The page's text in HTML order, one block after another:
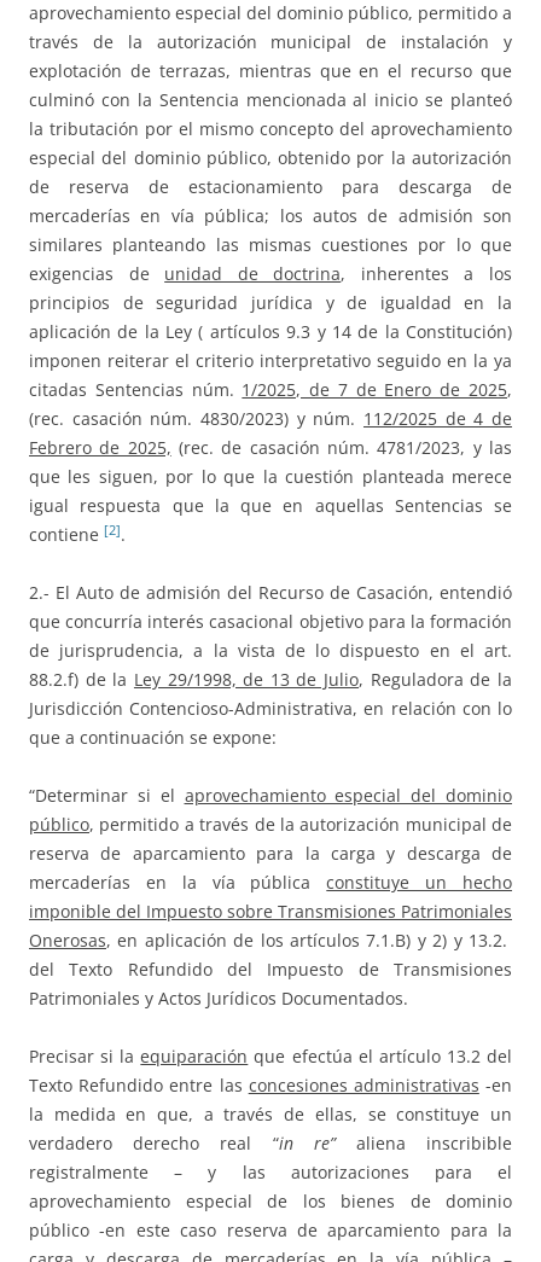
aprovechamiento especial del dominio público, permitido a
través de la autorización municipal de instalación y
explotación de terrazas, mientras que en el recurso que
culminó con la Sentencia mencionada al inicio se planteó
la tributación por el mismo concepto del aprovechamiento
especial del dominio público, obtenido por la autorización
de reserva de estacionamiento para descarga de
mercaderías en vía pública; los autos de admisión son
similares planteando las mismas cuestiones por lo que
exigencias de unidad de doctrina, inherentes a los
principios de seguridad jurídica y de igualdad en la
aplicación de la Ley ( artículos 9.3 y 14 de la Constitución)
imponen reiterar el criterio interpretativo seguido en la ya
citadas Sentencias núm. 1/2025, de 7 de Enero de 2025,
(rec. casación núm. 4830/2023) y núm. 112/2025 de 4 de
Febrero de 2025, (rec. de casación núm. 4781/2023, y las
que les siguen, por lo que la cuestión planteada merece
igual respuesta que la que en aquellas Sentencias se
contiene [2].
2.- El Auto de admisión del Recurso de Casación, entendió
que concurría interés casacional objetivo para la formación
de jurisprudencia, a la vista de lo dispuesto en el art.
88.2.f) de la Ley 29/1998, de 13 de Julio, Reguladora de la
Jurisdicción Contencioso-Administrativa, en relación con lo
que a continuación se expone:
“Determinar si el aprovechamiento especial del dominio
público, permitido a través de la autorización municipal de
reserva de aparcamiento para la carga y descarga de
mercaderías en la vía públicaconstituye un hecho
imponible del Impuesto sobre Transmisiones Patrimoniales
Onerosas, en aplicación de los artículos 7.1.B) y 2) y 13.2.
del Texto Refundido del Impuesto de Transmisiones
Patrimoniales y Actos Jurídicos Documentados.
Precisar si laequiparación que efectúa el artículo 13.2 del
Texto Refundido entre las concesiones administrativas -en
la medida en que, a través de ellas, se constituye un
verdadero derecho real “in re” aliena inscribible
registralmente – y las autorizaciones para el
aprovechamiento especial de los bienes de dominio
público -en este caso reserva de aparcamiento para la